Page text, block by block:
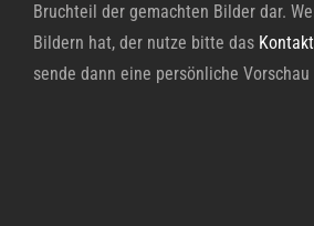
Bruchteil der gemachten Bilder dar.
Bildern hat, der nutze bitte das
sende dann eine persönliche Vorschau